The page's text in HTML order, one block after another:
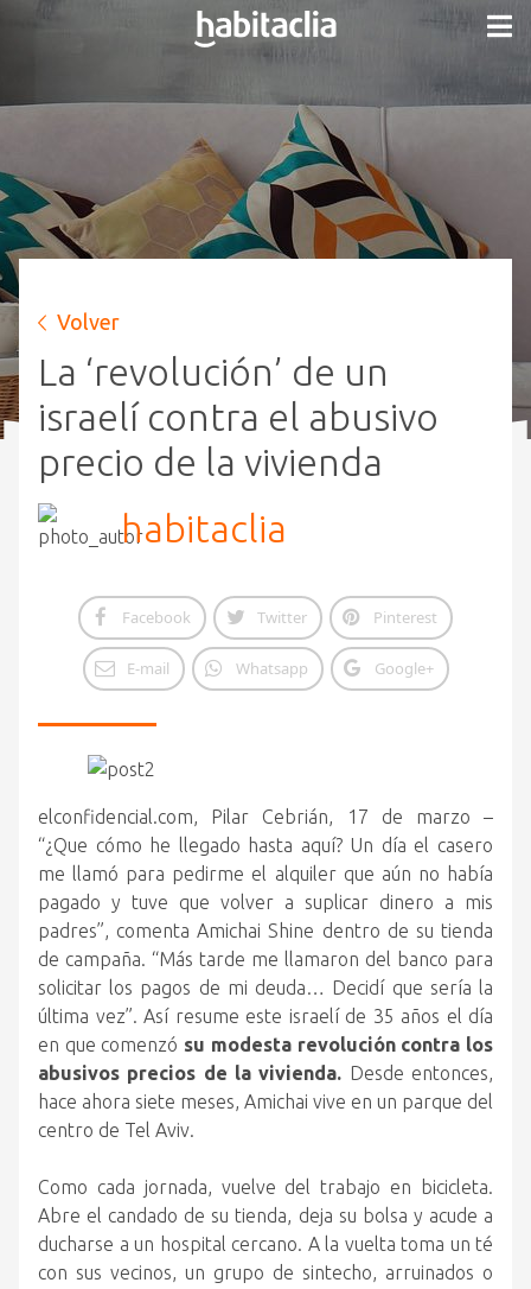
Volver
La ‘revolución’ de un
israelí contra el abusivo
precio de la vivienda
habitaclia
Facebook Twitter Pinterest
E-mail Whatsapp Google+
elconfidencial.com, Pilar Cebrián, 17 de marzo –
“¿Que cómo he llegado hasta aquí? Un día el casero
me llamó para pedirme el alquiler que aún no había
pagado y tuve que volver a suplicar dinero a mis
padres”, comenta Amichai Shine dentro de su tienda
de campaña. “Más tarde me llamaron del banco para
solicitar los pagos de mi deuda… Decidí que sería la
última vez”. Así resume este israelí de 35 años el día
en que comenzó su modesta revolución contra los
abusivos precios de la vivienda. Desde entonces,
hace ahora siete meses, Amichai vive en un parque del
centro de Tel Aviv.
Como cada jornada, vuelve del trabajo en bicicleta.
Abre el candado de su tienda, deja su bolsa y acude a
ducharse a un hospital cercano. A la vuelta toma un té
con sus vecinos, un grupo de sintecho, arruinados o